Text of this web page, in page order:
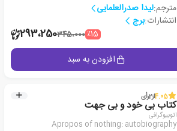
مترجم:لیدا صدرالعلمایی
انتشارات:برج
٪15345،000293،250
افزودن به سبد
4.05از2رأی
کتاب بی خود و بی جهت
اتوبیوگرافی
Apropos of nothing: autobiography